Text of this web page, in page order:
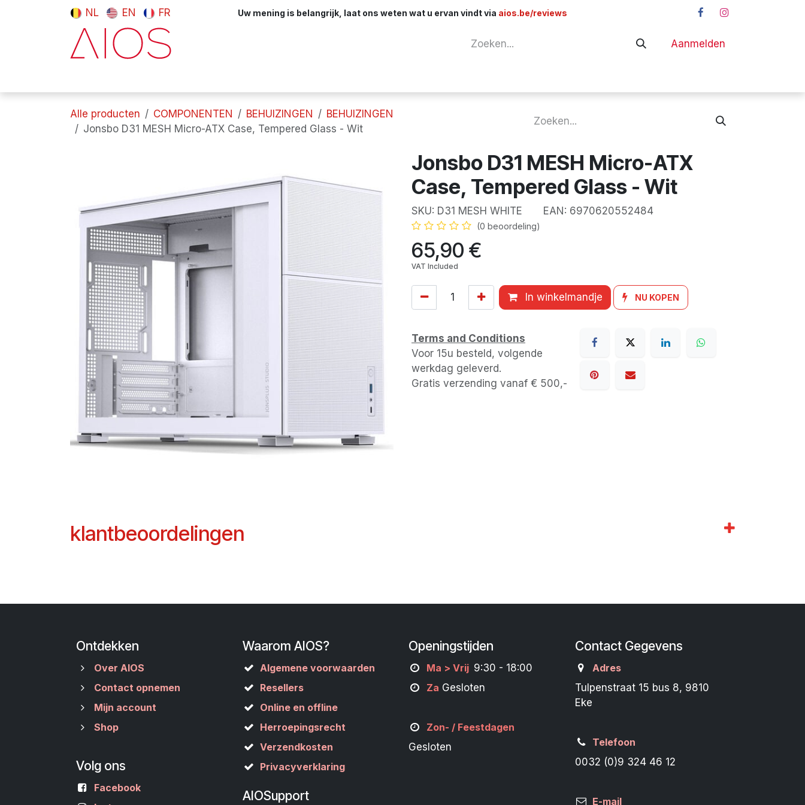
Overslaan naar inhoud
NL EN FR Uw mening is belangrijk, laat ons weten wat u ervan vindt via aios.be/reviews
Aanmelden
Alle producten COMPONENTEN BEHUIZINGEN
BEHUIZINGEN
Jonsbo D31 MESH Micro-ATX Case, Tempered Glass - Wit
Jonsbo D31 MESH Micro-ATX
Case, Tempered Glass - Wit
SKU: D31 MESH WHITE EAN: 6970620552484
(0 beoordeling)
65,90 €
VAT Included
In winkelmandje NU KOPEN
Terms and Conditions
Voor 15u besteld, volgende
werkdag geleverd.
Gratis verzending vanaf € 500,-
klantbeoordelingen
Ontdekken
Over AIOS
Contact opnemen
Mijn account
Shop
Waarom AIOS?
Algemene voorwaarden
Resellers
Online en offline
Herroepingsrecht
Verzendkosten
Privacyverklaring
Openingstijden
Ma > Vrij 9:30 - 18:00
Za Gesloten
Zon- / Feestdagen
Gesloten
Contact Gegevens
Adres
Tulpenstraat 15 bus 8, 9810
Eke
Telefoon
0032 (0)9 324 46 12
E-mail
Volg ons
Facebook
AIOSupport